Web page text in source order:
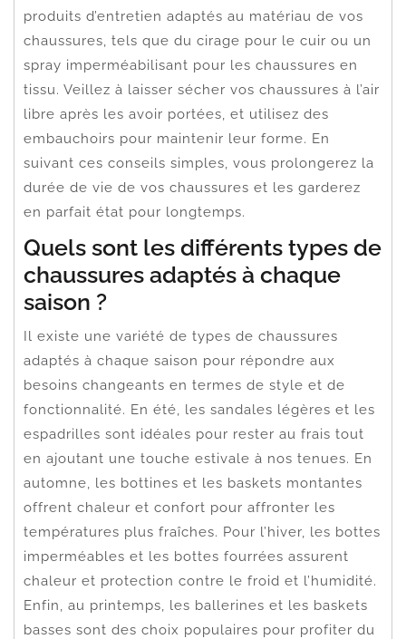
produits d’entretien adaptés au matériau de vos
chaussures, tels que du cirage pour le cuir ou un
spray imperméabilisant pour les chaussures en
tissu. Veillez à laisser sécher vos chaussures à l’air
libre après les avoir portées, et utilisez des
embauchoirs pour maintenir leur forme. En
suivant ces conseils simples, vous prolongerez la
durée de vie de vos chaussures et les garderez
en parfait état pour longtemps.
Quels sont les différents types de
chaussures adaptés à chaque
saison ?
Il existe une variété de types de chaussures
adaptés à chaque saison pour répondre aux
besoins changeants en termes de style et de
fonctionnalité. En été, les sandales légères et les
espadrilles sont idéales pour rester au frais tout
en ajoutant une touche estivale à nos tenues. En
automne, les bottines et les baskets montantes
offrent chaleur et confort pour affronter les
températures plus fraîches. Pour l’hiver, les bottes
imperméables et les bottes fourrées assurent
chaleur et protection contre le froid et l’humidité.
Enfin, au printemps, les ballerines et les baskets
basses sont des choix populaires pour profiter du